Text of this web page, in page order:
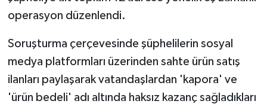
operasyon düzenlendi.
Soruşturma çerçevesinde şüphelilerin sosyal
medya platformları üzerinden sahte ürün satış
ilanları paylaşarak vatandaşlardan 'kapora' ve
'ürün bedeli' adı altında haksız kazanç sağladıkları